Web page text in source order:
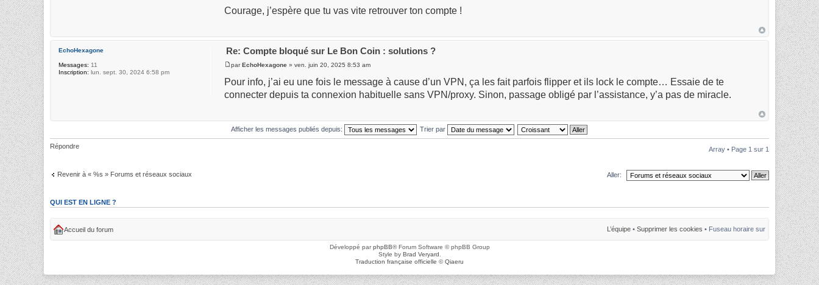
Courage, j’espère que tu vas vite retrouver ton compte !
Re: Compte bloqué sur Le Bon Coin : solutions ?
parEchoHexagone » ven. juin 20, 2025 8:53 am
Pour info, j’ai eu une fois le message à cause d’un VPN, ça les fait parfois flipper et ils lock le compte… Essaie de te
connecter depuis ta connexion habituelle sans VPN/proxy. Sinon, passage obligé par l’assistance, y’a pas de miracle.
EchoHexagone
Messages: 11
Inscription: lun. sept. 30, 2024 6:58 pm
Afficher les messages publiés depuis: Trier par
Répondre Array • Page 1 sur 1
Revenir à « %s » Forums et réseaux sociaux Aller:
QUI EST EN LIGNE ?
Accueil du forum L’équipe • Supprimer les cookies • Fuseau horaire sur
Développé parphpBB® Forum Software © phpBB Group
Style by Brad Veryard
Traduction française officielle ©Qiaeru